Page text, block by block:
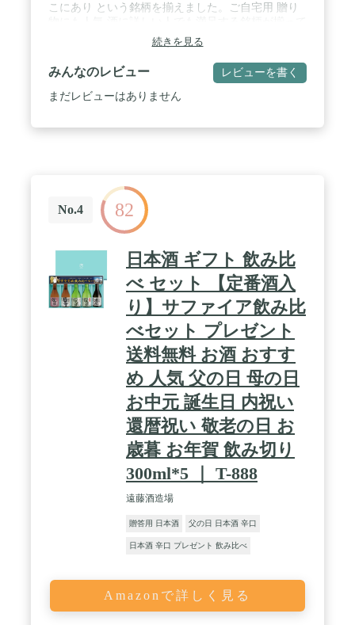
こにあり という銘柄を揃えました。ご自宅用 贈り
います / 八海山は普通酒でありながら原料米を60%
まで精米し、低温発酵でゆっくりと丁寧に造ってい
ます。淡麗なすっきりとした飲み口で、料理のじゃ
まをしません。 / 久保田 百寿（くぼた ひゃくじ
ゅ）は、朝日酒造が製造する日本酒「久保田」シリ
続きを見る
みんなのレビュー レビューを書く
まだレビューはありません
No.4 82
日本酒 ギフト 飲み比
べ セット 【定番酒入
り】サファイア飲み比
べセット プレゼント
送料無料 お酒 おすす
め 人気 父の日 母の日
お中元 誕生日 内祝い
還暦祝い 敬老の日 お
歳暮 お年賀 飲み切り
300ml*5 ｜ T-888
遠藤酒造場
贈答用 日本酒 父の日 日本酒 辛口
日本酒 辛口 プレゼント 飲み比べ
Amazonで詳しく見る